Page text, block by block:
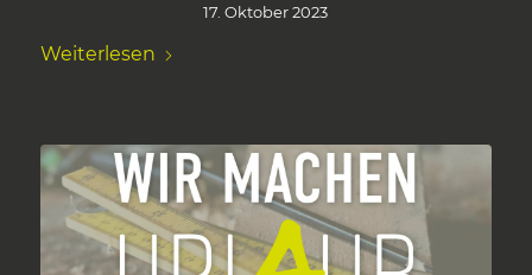
17. Oktober 2023
Weiterlesen